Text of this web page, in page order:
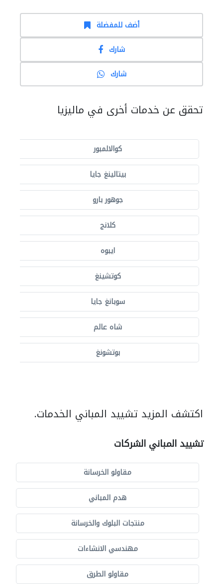
أضف للمفضلة
شارك
شارك
تحقق عن خدمات أخرى في ماليزيا
كوالالمبور
بيتالينغ جايا
جوهور بارو
كلانج
ايبوه
كوتشينغ
سوبانغ جايا
شاه عالم
بوتشونغ
اكتشف المزيد تشييد المباني الخدمات.
تشييد المباني الشركات
مقاولو الخرسانة
هدم المباني
منتجات البلوك والخرسانة
مهندسي الانشاءات
مقاولو الطرق